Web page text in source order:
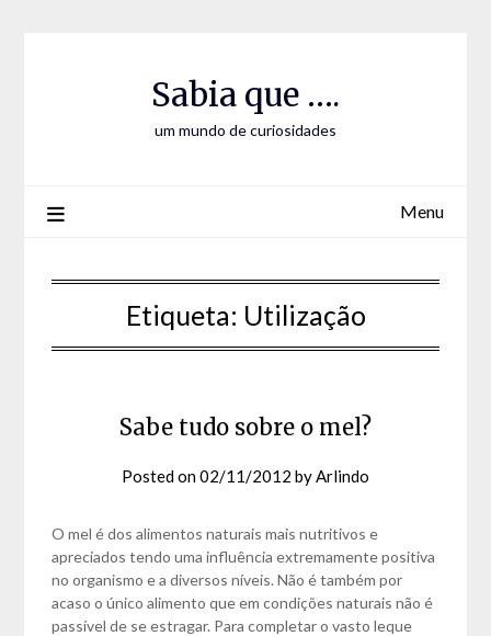
Sabia que ….
um mundo de curiosidades
Menu
Etiqueta: Utilização
Sabe tudo sobre o mel?
Posted on02/11/2012 byArlindo
O mel é dos alimentos naturais mais nutritivos e
apreciados tendo uma influência extremamente positiva
no organismo e a diversos níveis. Não é também por
acaso o único alimento que em condições naturais não é
passível de se estragar. Para completar o vasto leque